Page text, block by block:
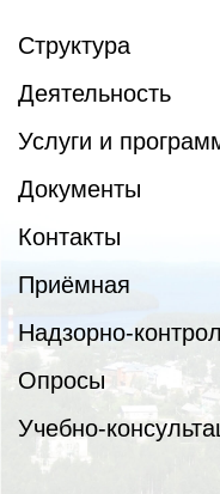
Структура
Деятельность
Услуги и
Документы
Контакты
Приёмная
Надзорно-
Опросы
Учебно-